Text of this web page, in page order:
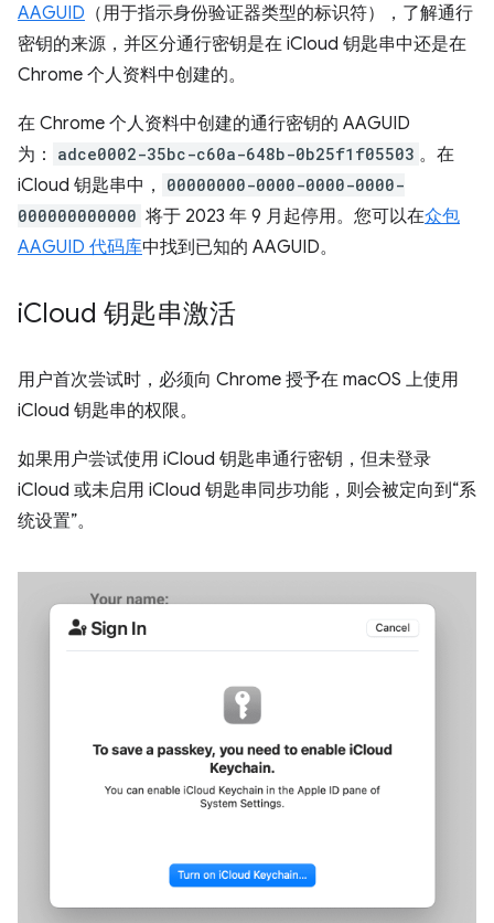
AAGUID （用于指示身份验证器类型的标识符），了解通行
密钥的来源，并区分通行密钥是在 iCloud 钥匙串中还是在
Chrome 个人资料中创建的。
在 Chrome 个人资料中创建的通行密钥的 AAGUID
为：
adce0002-35bc-c60a-648b-0b25f1f05503 。在
iCloud 钥匙串中，
00000000-0000-0000-0000-
000000000000 将于 2023 年 9 月起停用。您可以在众包
AAGUID 代码库中找到已知的 AAGUID。
iCloud 钥匙串激活
用户首次尝试时，必须向 Chrome 授予在 macOS 上使用
iCloud 钥匙串的权限。
如果用户尝试使用 iCloud 钥匙串通行密钥，但未登录
iCloud 或未启用 iCloud 钥匙串同步功能，则会被定向到“系
统设置”。